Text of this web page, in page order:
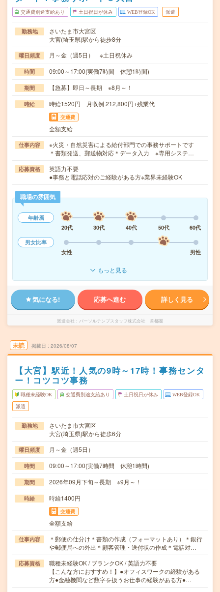
交通費別途支給あり 土日祝日が休み WEB登録OK 派遣
勤務地
さいたま市大宮区
大宮(埼玉県)駅から徒歩8分
曜日頻度 月～金（週5日） ※土日祝休み
時間 09:00～17:00(実働7時間 休憩1時間)
期間 【急募】即日～長期 ※8月～！
時給 時給1520円 月収例 212,800円+残業代
交通費
全額支給
仕事内容
※火災・自然災害による給付部門での事務サポートです
＊書類発送、郵送物対応＊データ入力 ※専用システ…
応募資格
英語力不要
●事務と電話応対のご経験がある方※業界未経験OK
職場の雰囲気
年齢層
20代
30代 40代 50代
60代
男女比率
女性
男性
もっと見る
気になる! 応募へ進む 詳しく見る
派遣会社 パーソルテンプスタッフ株式会社 首都圏
未読 掲載日 2026/08/07
【大宮】駅近！人気の9時～17時！事務センタ
ー！コツコツ事務
職種未経験OK 交通費別途支給あり 土日祝日が休み WEB登録OK
派遣
勤務地
さいたま市大宮区
大宮(埼玉県)駅から徒歩6分
曜日頻度 月～金（週5日）
時間 09:00～17:00(実働7時間 休憩1時間)
期間 2026年09月下旬～長期 ※9月～！
時給 時給1400円
交通費
全額支給
仕事内容
＊郵便の仕分け＊書類の作成（フォーマットあり）＊銀行
や郵便局への外出＊顧客管理・送付状の作成＊電話対…
応募資格
職種未経験OK / ブランクOK / 英語力不要
【こんな方におすすめ！】●オフィスワークの経験がある
方●金融機関など数字を扱うお仕事の経験がある方●…